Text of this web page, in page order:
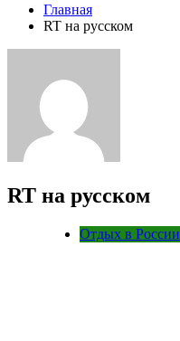
Главная
RT на русском
RT на русском
Отдых в России